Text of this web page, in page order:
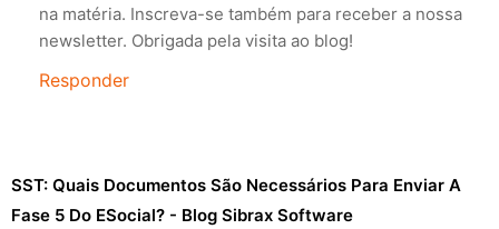
na matéria. Inscreva-se também para receber a nossa
newsletter. Obrigada pela visita ao blog!
Responder
SST: Quais Documentos São Necessários Para Enviar A
Fase 5 Do ESocial? - Blog Sibrax Software